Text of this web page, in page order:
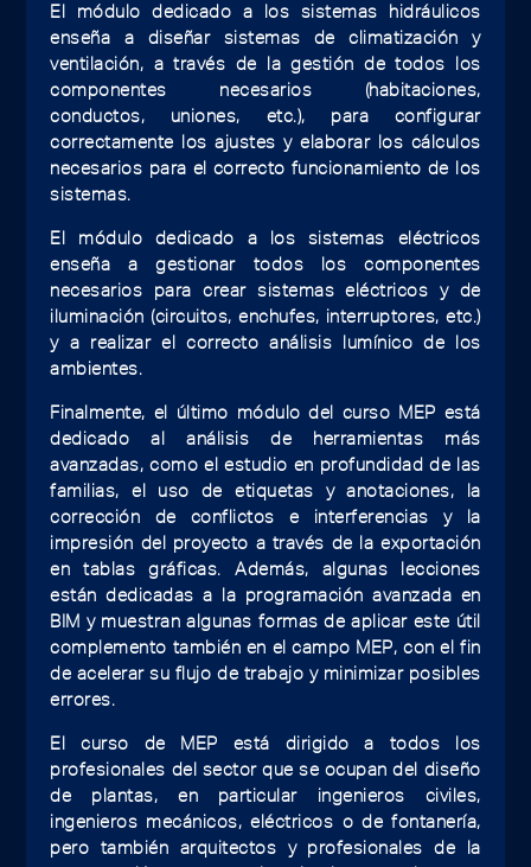
El módulo dedicado a los sistemas hidráulicos
enseña a diseñar sistemas de climatización y
ventilación, a través de la gestión de todos los
componentes necesarios (habitaciones,
conductos, uniones, etc.), para configurar
correctamente los ajustes y elaborar los cálculos
necesarios para el correcto funcionamiento de los
sistemas.
El módulo dedicado a los sistemas eléctricos
enseña a gestionar todos los componentes
necesarios para crear sistemas eléctricos y de
iluminación (circuitos, enchufes, interruptores, etc.)
y a realizar el correcto análisis lumínico de los
ambientes.
Finalmente, el último módulo del curso MEP está
dedicado al análisis de herramientas más
avanzadas, como el estudio en profundidad de las
familias, el uso de etiquetas y anotaciones, la
corrección de conflictos e interferencias y la
impresión del proyecto a través de la exportación
en tablas gráficas. Además, algunas lecciones
están dedicadas a la programación avanzada en
BIM y muestran algunas formas de aplicar este útil
complemento también en el campo MEP, con el fin
de acelerar su flujo de trabajo y minimizar posibles
errores.
El curso de MEP está dirigido a todos los
profesionales del sector que se ocupan del diseño
de plantas, en particular ingenieros civiles,
ingenieros mecánicos, eléctricos o de fontanería,
pero también arquitectos y profesionales de la